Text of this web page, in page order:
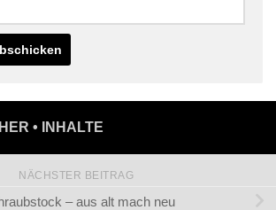
• INHALTE
NÄCHSTER BEITRAG
– aus alt mach neu